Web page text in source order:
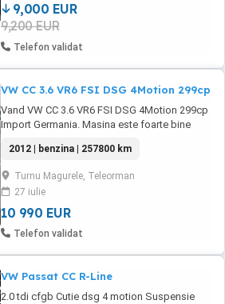
spate+luneta,cutie hidramata 6+1trepte,full ...
9,000 EUR
9,200 EUR
Telefon validat
VW CC 3.6 VR6 FSI DSG 4Motion 299cp
Vand VW CC 3.6 VR6 FSI DSG 4Motion 299cp
Import Germania. Masina este foarte bine
atat estetic cat si tehnic, mecanic, fara nicio
eroare in bord sau VCDS. Se remarcă prin
motorul in 6 cilindri foarte fiabil, fara turbină si
care dezvoltă 299cp. Totul funcționează ...
2012 | benzina | 257800 km
Turnu Magurele, Teleorman
27 iulie
10 990 EUR
Telefon validat
VW Passat CC R-Line
2.0 tdi cfgb Cutie dsg 4 motion Suspensie